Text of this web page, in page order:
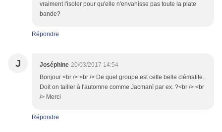
vraiment l'isoler pour qu'elle n'envahisse pas toute la plate
bande?
Répondre
J Joséphine 20/03/2017 14:54
Bonjour <br /> <br /> De quel groupe est cette belle clématite.
Doit on tailler à l'automne comme Jacmanï par ex. ?<br /> <br
/> Merci
Répondre